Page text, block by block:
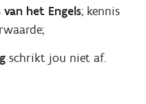
het Engels; kennis
schrikt jou niet af.